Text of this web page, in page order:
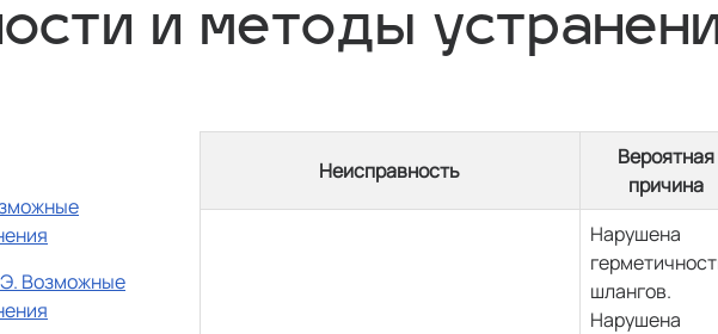
и методы
Возможные
Неисправность
Вероятная
причина
Нарушена
шлангов.
Нарушена